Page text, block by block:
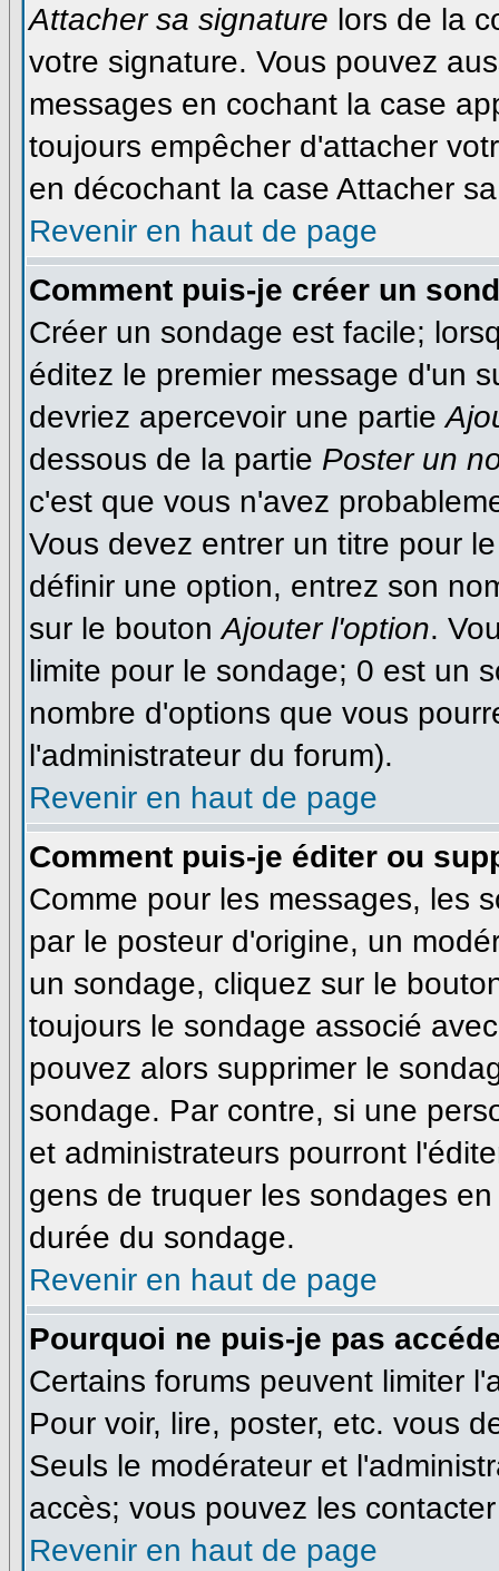
Attacher sa signature lors de la
votre signature. Vous pouvez
messages en cochant la case
toujours empêcher d'attacher
en décochant la case Attacher
Revenir en haut de page
Comment puis-je créer un
Créer un sondage est facile;
éditez le premier message d'un
devriez apercevoir une partie
dessous de la partie Poster un
c'est que vous n'avez
Vous devez entrer un titre pour
définir une option, entrez son
sur le boutonAjouter l'option.
limite pour le sondage; 0 est un
nombre d'options que vous
l'administrateur du forum).
Revenir en haut de page
Comment puis-je éditer ou
Comme pour les messages, les
par le posteur d'origine, un
un sondage, cliquez sur le
toujours le sondage associé
pouvez alors supprimer le
sondage. Par contre, si une
et administrateurs pourront
gens de truquer les sondages
durée du sondage.
Revenir en haut de page
Pourquoi ne puis-je pas
Certains forums peuvent limiter
Pour voir, lire, poster, etc. vous
Seuls le modérateur et
accès; vous pouvez les
Revenir en haut de page